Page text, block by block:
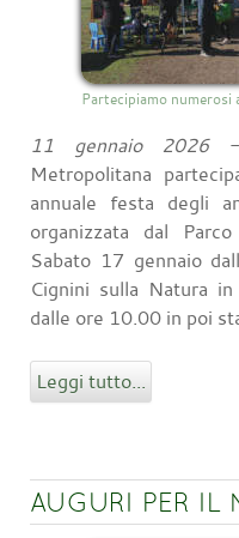
Partecipiamo numerosi
11 gennaio 2026-
Metropolitana
annuale festa degli
organizzata dal
Sabato 17 gennaio
Cignini sulla Natura
dalle ore 10.00 in poi
Leggi tutto...
AUGURI PER IL